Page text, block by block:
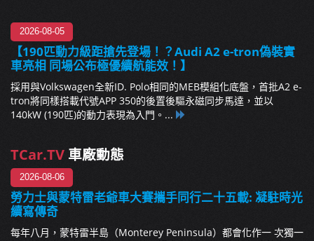
2026-08-05
【190匹動力級距搶先登場！？Audi A2 e-tron偽裝實
車亮相 同場公布極優續航能效！】
採用與Volkswagen全新ID. Polo相同的MEB模組化底盤，首批A2 e-
tron將同樣搭載代號APP 350的後置後驅永磁同步馬達，並以
140kW (190匹)的動力表現為入門。...
TCar.TV 車廠動態
2026-08-06
勞力士與蒙特雷老爺車大賽攜手同行二十五載: 凝駐時光
續寫傳奇
每年八月，蒙特雷半島（Monterey Peninsula）都會化作一 次獨一